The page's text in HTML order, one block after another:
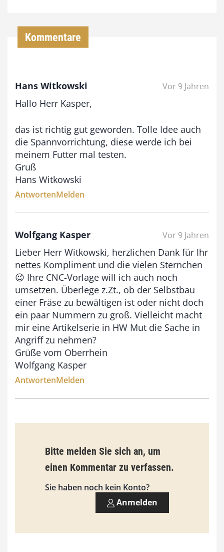
i
s
9
€
Kommentare
Hans Witkowski Vor 9 Jahren
Hallo Herr Kasper,
das ist richtig gut geworden. Tolle Idee auch
die Spannvorrichtung, diese werde ich bei
meinem Futter mal testen.
Gruß
Hans Witkowski
AntwortenMelden
Wolfgang Kasper Vor 9 Jahren
Lieber Herr Witkowski, herzlichen Dank für Ihr
nettes Kompliment und die vielen Sternchen
😉 Ihre CNC-Vorlage will ich auch noch
umsetzen. Überlege z.Zt., ob der Selbstbau
einer Fräse zu bewältigen ist oder nicht doch
ein paar Nummern zu groß. Vielleicht macht
mir eine Artikelserie in HW Mut die Sache in
Angriff zu nehmen?
Grüße vom Oberrhein
Wolfgang Kasper
AntwortenMelden
Bitte melden Sie sich an, um
einen Kommentar zu verfassen.
Sie haben noch kein Konto?
Anmelden